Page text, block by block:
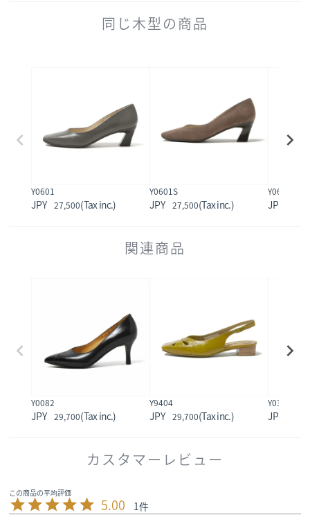
同じ木型の商品
Y0601
27,500
Y0601S
27,500
Y0602
関連商品
Y0082
29,700
Y9404
29,700
Y0312
カスタマーレビュー
5.00
1